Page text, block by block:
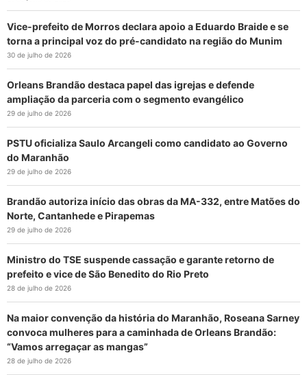
Vice-prefeito de Morros declara apoio a Eduardo Braide e se
torna a principal voz do pré-candidato na região do Munim
30 de julho de 2026
Orleans Brandão destaca papel das igrejas e defende
ampliação da parceria com o segmento evangélico
29 de julho de 2026
PSTU oficializa Saulo Arcangeli como candidato ao Governo
do Maranhão
29 de julho de 2026
Brandão autoriza início das obras da MA-332, entre Matões do
Norte, Cantanhede e Pirapemas
29 de julho de 2026
Ministro do TSE suspende cassação e garante retorno de
prefeito e vice de São Benedito do Rio Preto
28 de julho de 2026
Na maior convenção da história do Maranhão, Roseana Sarney
convoca mulheres para a caminhada de Orleans Brandão:
“Vamos arregaçar as mangas”
28 de julho de 2026